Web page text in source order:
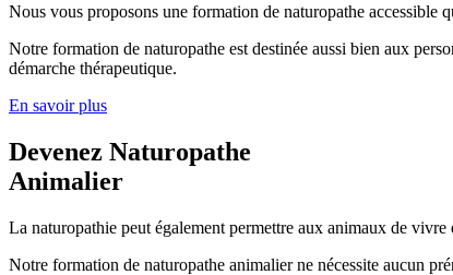
Nous vous proposons une formation de naturopathe accessible
Notre formation de naturopathe est destinée aussi bien aux
démarche thérapeutique.
En savoir plus
Devenez Naturopathe
Animalier
La naturopathie peut également permettre aux animaux de vivre
Notre formation de naturopathe animalier ne nécessite aucun